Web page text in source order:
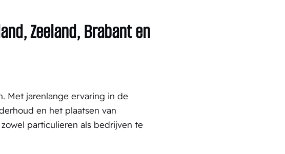
Zeeland, Brabant en
Met jarenlange ervaring in de
en het plaatsen van
particulieren als bedrijven te